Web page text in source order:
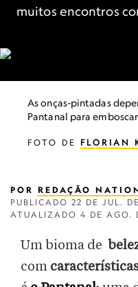
muitos encontros
As onças-pintadas
Pantanal para emboscar
FOTO DE FLORIAN
POR REDAÇÃO
PUBLICADO 22 DE JUL.
ATUALIZADO 4 DE AGO.
Um bioma de
com